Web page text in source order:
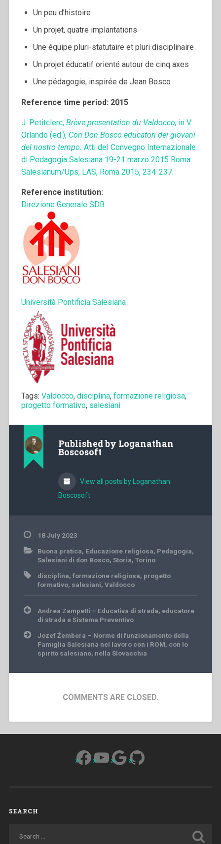
Un peu d’histoire
Un projet, quatre implantations
Une équipe pluri-statutaire et pluri disciplinaire
Un projet éducatif orienté autour de cinq axes
Une pédagogie, inspirée de Jean Bosco
Reference time period: 2015
J. Petitclerc, Brève presentation du Valdocco, in V.
Orlando (ed.), Con Don Bosco educatori dei giovani
del nostro tempo. Atti del Convegno Internazionale
di Pedagogia Salesiana 19-21 marzo 2015 Roma
Salesianum/Ups, LAS, Roma 2015, 234-237.
Reference institution:
Direzione Generale SDB
Università Pontificia Salesiana
Tags: Valdocco, disciplina, formazione religiosa,
progetto formativo, salesiani
Published by Loganathan
Boscosoft
View all posts by Loganathan
Boscosoft
18 July 2023
Buona pratica, Educazione religiosa, Pedagogia,
Salesiani di don Bosco, Storia, Torino
disciplina, formazione religiosa, progetto
formativo, salesiani, Valdocco
Post
navigation
Andrea Zampetti – Educativa di strada, educatore
di strada e Sistema Preventivo
Jozef Žembera – Norme di funzionamento della
Famiglia Salesiana nel lavoro con i ROM, con lo
spirito salesiano, nella Slovacchia
COMMENTS ARE CLOSED.
Facebook
YouTube
Google
GitHub
SEARCH